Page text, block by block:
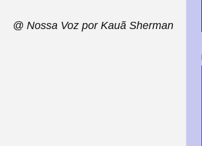
@ Nossa Voz por Kauã Sherman